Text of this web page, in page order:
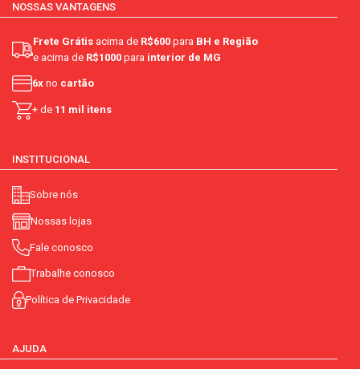
NOSSAS VANTAGENS
Frete Grátis acima de R$600 para BH e Região
e acima de R$1000 para interior de MG
6x no cartão
+ de 11 mil itens
INSTITUCIONAL
Sobre nós
Nossas lojas
Fale conosco
Trabalhe conosco
Política de Privacidade
AJUDA